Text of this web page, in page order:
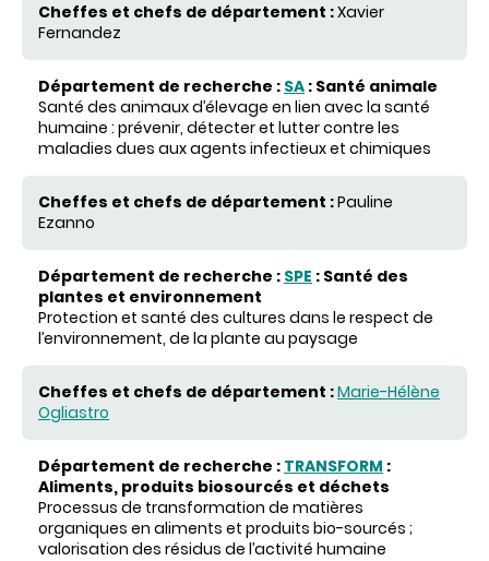
Xavier
Fernandez
SA : Santé animale
Santé des animaux d’élevage en lien avec la santé
humaine : prévenir, détecter et lutter contre les
maladies dues aux agents infectieux et chimiques
Pauline
Ezanno
SPE : Santé des
plantes et environnement
Protection et santé des cultures dans le respect de
l’environnement, de la plante au paysage
Marie-Hélène
Ogliastro
TRANSFORM :
Aliments, produits biosourcés et déchets
Processus de transformation de matières
organiques en aliments et produits bio-sourcés ;
valorisation des résidus de l’activité humaine